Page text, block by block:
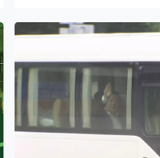
持份者合作，制定前瞻策略
能教育。 數字素養方面，訂
架構》，系統化培育學生對
值觀，將推動「人工智能+課
腦為輔」。課程發展議會主
AI，特別要重視正確價值觀
能素養。」 師資數字化轉型
發展週期內完成不少於30小